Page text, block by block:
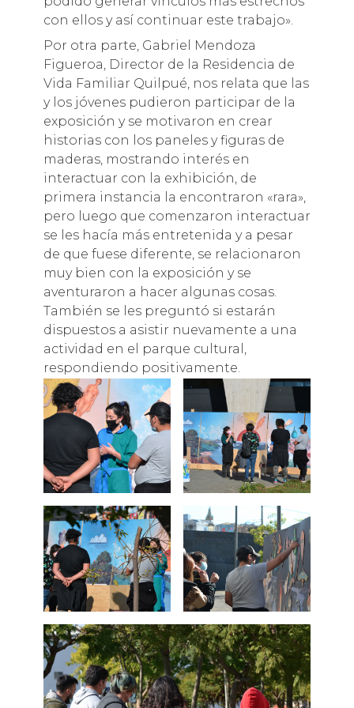
con ellos y así continuar este trabajo».
Por otra parte, Gabriel Mendoza
Figueroa, Director de la Residencia de
Vida Familiar Quilpué, nos relata que las
y los jóvenes pudieron participar de la
exposición y se motivaron en crear
historias con los paneles y figuras de
maderas, mostrando interés en
interactuar con la exhibición, de
primera instancia la encontraron «rara»,
pero luego que comenzaron interactuar
se les hacía más entretenida y a pesar
de que fuese diferente, se relacionaron
muy bien con la exposición y se
aventuraron a hacer algunas cosas.
También se les preguntó si estarán
dispuestos a asistir nuevamente a una
actividad en el parque cultural,
respondiendo positivamente.